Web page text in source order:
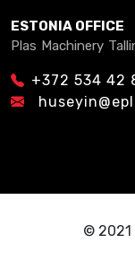
ESTONIA OFFICE
Plas Machinery
+372 534 42
© 2021